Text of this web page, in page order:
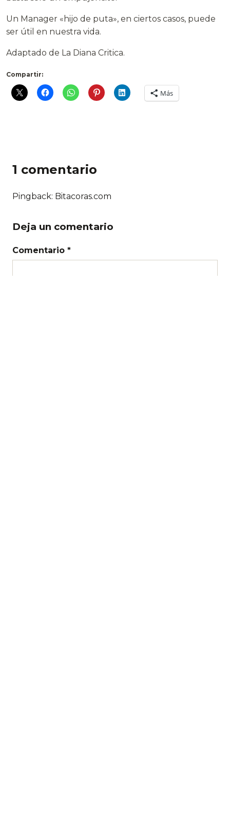
Un Manager «hijo de puta», en ciertos casos, puede
ser útil en nuestra vida.
Adaptado de La Diana Critica.
Compartir:
Más
1 comentario
Pingback: Bitacoras.com
Deja un comentario
Comentario *